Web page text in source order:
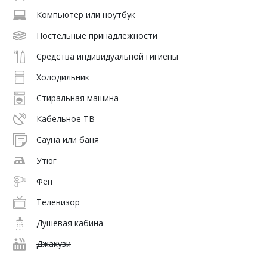
Компьютер или ноутбук
Постельные принадлежности
Средства индивидуальной гигиены
Холодильник
Стиральная машина
Кабельное ТВ
Сауна или баня
Утюг
Фен
Телевизор
Душевая кабина
Джакузи